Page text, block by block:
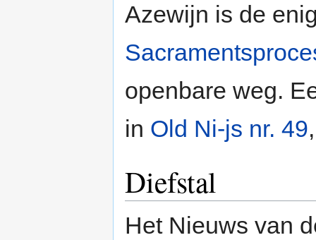
Azewijn is de
openbare weg.
in Old Ni-js nr. 49
Diefstal
Het Nieuws van